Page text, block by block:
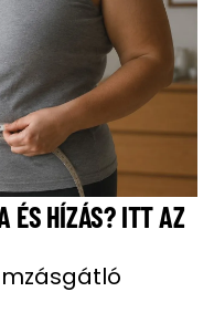
ÉS HÍZÁS? ITT AZ